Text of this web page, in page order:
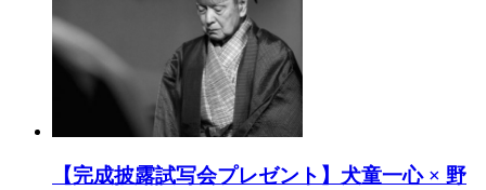
【完成披露試写会プレゼント】犬童一心 × 野